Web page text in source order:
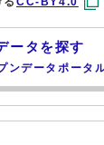
ータを探す
ンデータポータ